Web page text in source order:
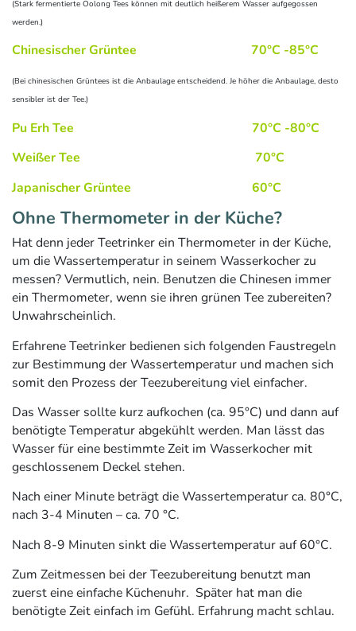
(Stark fermentierte Oolong Tees können mit deutlich heißerem Wasser aufgegossen
werden.)
Chinesischer Grüntee 70°C -85°C
(Bei chinesischen Grüntees ist die Anbaulage entscheidend. Je höher die Anbaulage, desto
sensibler ist der Tee.)
Pu Erh Tee 70°C -80°C
Weißer Tee 70°C
Japanischer Grüntee 60°C
Ohne Thermometer in der Küche?
Hat denn jeder Teetrinker ein Thermometer in der Küche,
um die Wassertemperatur in seinem Wasserkocher zu
messen? Vermutlich, nein. Benutzen die Chinesen immer
ein Thermometer, wenn sie ihren grünen Tee zubereiten?
Unwahrscheinlich.
Erfahrene Teetrinker bedienen sich folgenden Faustregeln
zur Bestimmung der Wassertemperatur und machen sich
somit den Prozess der Teezubereitung viel einfacher.
Das Wasser sollte kurz aufkochen (ca. 95°C) und dann auf
benötigte Temperatur abgekühlt werden. Man lässt das
Wasser für eine bestimmte Zeit im Wasserkocher mit
geschlossenem Deckel stehen.
Nach einer Minute beträgt die Wassertemperatur ca. 80°C,
nach 3-4 Minuten – ca. 70 °C.
Nach 8-9 Minuten sinkt die Wassertemperatur auf 60°C.
Zum Zeitmessen bei der Teezubereitung benutzt man
zuerst eine einfache Küchenuhr. Später hat man die
benötigte Zeit einfach im Gefühl. Erfahrung macht schlau.